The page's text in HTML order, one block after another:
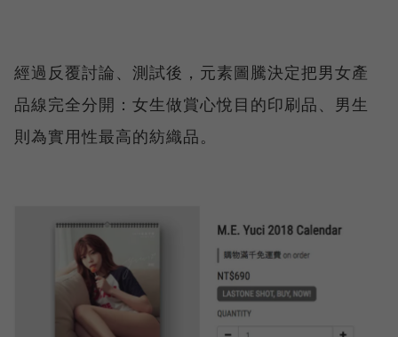
經過反覆討論、測試後，元素圖騰決定把男女產
品線完全分開：女生做賞心悅目的印刷品、男生
則為實用性最高的紡織品。